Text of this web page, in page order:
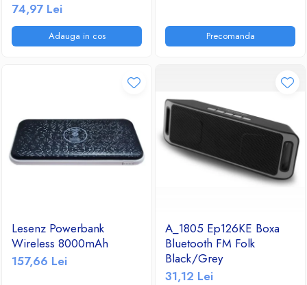
Ventilatoare
Visual Fault Locator
74,97 Lei
Adauga in cos Precomanda
Lesenz Powerbank
Wireless 8000mAh
157,66 Lei
A_1805 Ep126KE Boxa
Bluetooth FM Folk
Black/Grey
31,12 Lei